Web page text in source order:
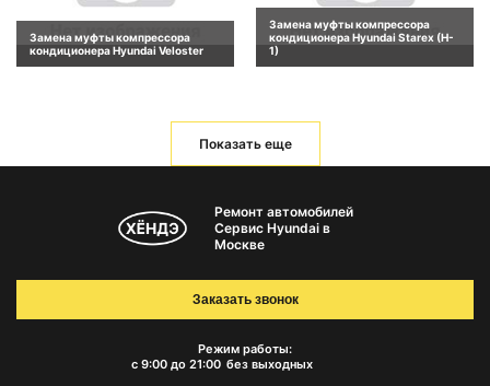
Замена муфты компрессора
кондиционера Hyundai Veloster
Замена муфты компрессора
кондиционера Hyundai Starex (H-
1)
Показать еще
Ремонт автомобилей
Сервис Hyundai в
Москве
Режим работы:
с 9:00 до 21:00 без выходных
Заказать звонок